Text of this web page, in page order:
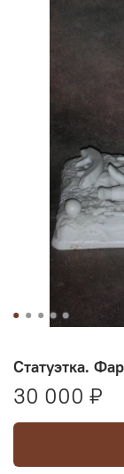
Статуэтка.
30 000 ₽